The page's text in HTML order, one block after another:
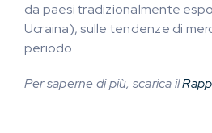
da paesi tradizionalmente
Ucraina), sulle tendenze di
periodo.
Per saperne di più, scarica il